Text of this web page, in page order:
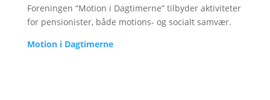
Foreningen “Motion i Dagtimerne” tilbyder aktiviteter
for pensionister, både motions- og socialt samvær.
Motion i Dagtimerne